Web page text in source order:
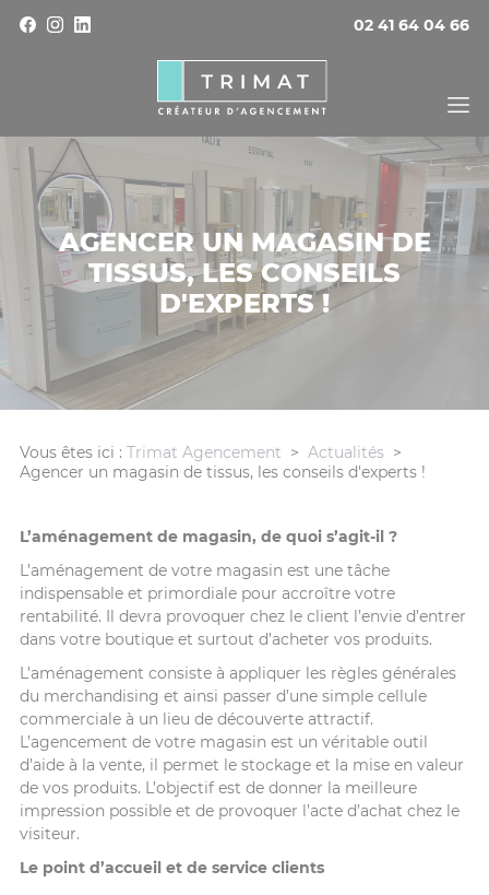
02 41 64 04 66
AGENCER UN MAGASIN DE
TISSUS, LES CONSEILS
D'EXPERTS !
Vous êtes ici : Trimat Agencement > Actualités>
Agencer un magasin de tissus, les conseils d'experts !
L’aménagement de magasin, de quoi s’agit-il ?
L’aménagement de votre magasin est une tâche
indispensable et primordiale pour accroître votre
rentabilité. Il devra provoquer chez le client l’envie d’entrer
dans votre boutique et surtout d’acheter vos produits.
L’aménagement consiste à appliquer les règles générales
du merchandising et ainsi passer d’une simple cellule
commerciale à un lieu de découverte attractif.
L’agencement de votre magasin est un véritable outil
d’aide à la vente, il permet le stockage et la mise en valeur
de vos produits. L’objectif est de donner la meilleure
impression possible et de provoquer l’acte d’achat chez le
visiteur.
Le point d’accueil et de service clients